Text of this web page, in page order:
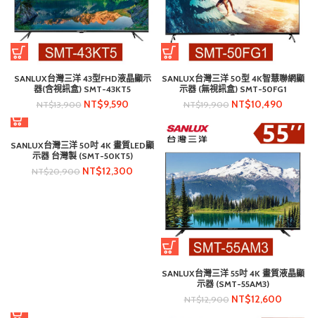
SANLUX台灣三洋 43型FHD液晶顯示
器(含視訊盒) SMT-43KT5
NT$13,900 NT$9,590
SANLUX台灣三洋 50型 4K智慧聯網顯
示器 (無視訊盒) SMT-50FG1
NT$19,900 NT$10,490
SANLUX台灣三洋 50吋 4K 畫質LED顯
示器 台灣製 (SMT-50KT5)
NT$20,900 NT$12,300
SANLUX台灣三洋 55吋 4K 畫質液晶顯
示器 (SMT-55AM3)
NT$12,900 NT$12,600